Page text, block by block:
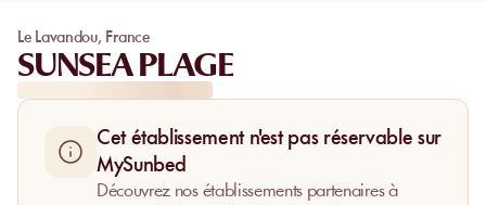
Le Lavandou, France
SUNSEA PLAGE
Cet établissement n'est pas réservable sur
MySunbed
Découvrez nos établissements partenaires à